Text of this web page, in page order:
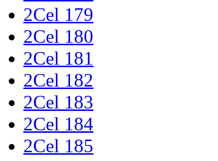
2Cel 179
2Cel 180
2Cel 181
2Cel 182
2Cel 183
2Cel 184
2Cel 185